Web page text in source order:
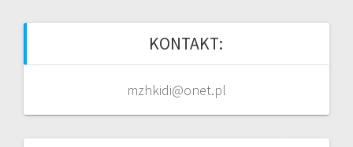
KONTAKT:
mzhkidi@onet.pl